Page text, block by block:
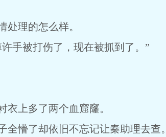
理的怎么样。
手被打伤了，现在被抓到了。”
上多了两个血窟窿。
懵了却依旧不忘记让秦助理去查。